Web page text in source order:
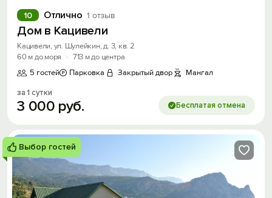
Отлично 1 отзыв
10
Дом в Кацивели
Кацивели, ул. Шулейкин, д. 3, кв. 2
60 м до моря
· 713 м до центра
5 гостей
Парковка Закрытый двор Мангал
за 1 сутки
3 000 руб. Бесплатая отмена
Выбор гостей